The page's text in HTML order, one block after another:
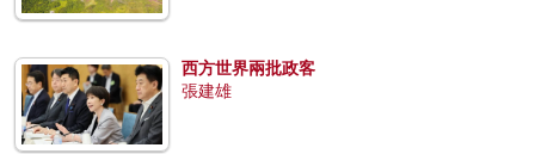
西方世界兩批政客
張建雄